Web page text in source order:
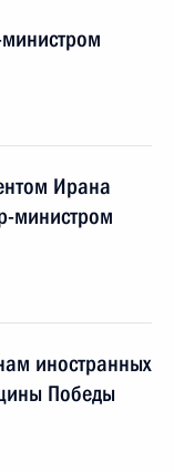
Ирана
министром
иностранных
Победы